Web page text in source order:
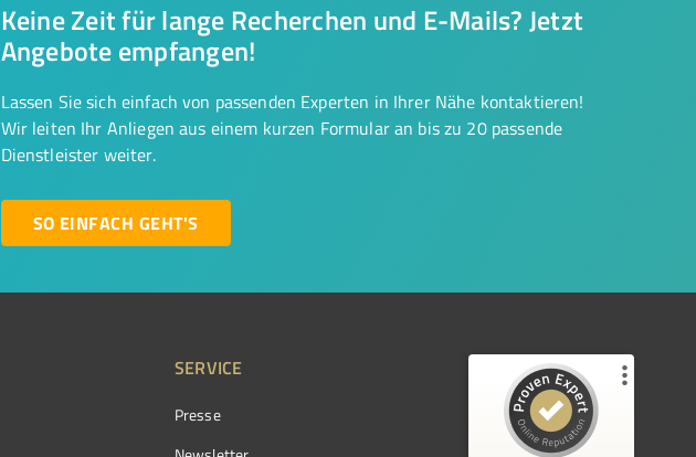
Keine Zeit für lange Recherchen und E-Mails? Jetzt
Angebote empfangen!
Lassen Sie sich einfach von passenden Experten in Ihrer Nähe kontaktieren!
Wir leiten Ihr Anliegen aus einem kurzen Formular an bis zu 20 passende
Dienstleister weiter.
SO EINFACH GEHT'S
SERVICE
Presse
Kundenbewertungen und Erfahrungen zu
ProvenExpert.com